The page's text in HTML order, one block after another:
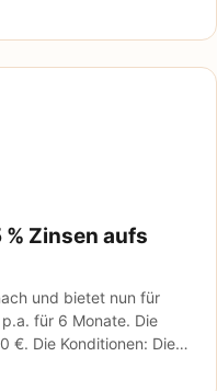
Zinsen aufs
und bietet nun für
für 6 Monate. Die
€. Die Konditionen: Die